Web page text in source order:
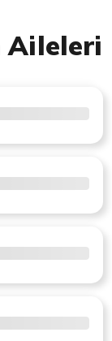
Aileleri